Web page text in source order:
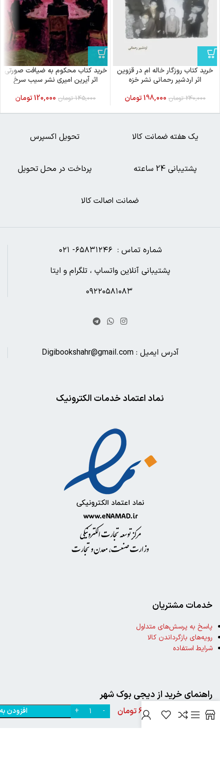
خرید کتاب روزگار خاله ام در قزوین
اثر اردشیر رحمانی نشر خزه
240,000 تومان 198,000تومان
خرید کتاب محکوم به ضیافت صورتی
اثر آیرین امیری نشر سیب سرخ
145,000 تومان 120,000تومان
ضمانت اصالت کالا
پرداخت در محل تحویل پشتیبانی 24 ساعته
تحویل اکسپرس یک هفته ضمانت کالا
شماره تماس : ۶۵۸۳۱۲۴۶- ۰۲۱
پشتیبانی آنلاین واتساپ ، تلگرام و ایتا
آدرس ایمیل : Digibookshahr@gmail.com
نماد اعتماد خدمات الکترونیک
خدمات مشتریان
پاسخ به پرسش‌های متداول
رویه‌های بازگرداندن کالا
شرایط استفاده
راهنمای خرید از دیجی بوک شهر
نحوه ثبت سفارش
خورشید
در آتش
نوشته
سحر
68,000تومان افزودن 0